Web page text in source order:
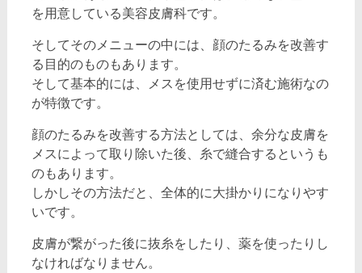
を用意している美容皮膚科です。
そしてそのメニューの中には、顔のたるみを改善す
る目的のものもあります。
そして基本的には、メスを使用せずに済む施術なの
が特徴です。
顔のたるみを改善する方法としては、余分な皮膚を
メスによって取り除いた後、糸で縫合するというも
のもあります。
しかしその方法だと、全体的に大掛かりになりやす
いです。
皮膚が繋がった後に抜糸をしたり、薬を使ったりし
なければなりません。